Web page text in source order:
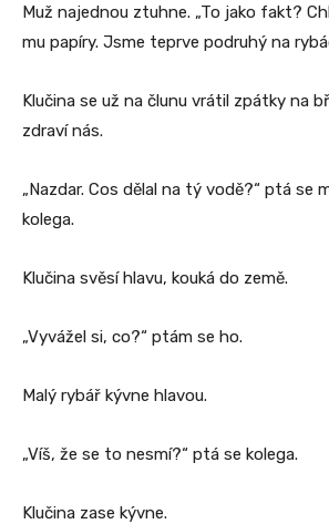
Muž najednou ztuhne. „To jako fakt?
mu papíry. Jsme teprve podruhý na
Klučina se už na člunu vrátil zpátky na
zdraví nás.
„Nazdar. Cos dělal na tý vodě?“ ptá se
kolega.
Klučina svěsí hlavu, kouká do země.
„Vyvážel si, co?“ ptám se ho.
Malý rybář kývne hlavou.
„Víš, že se to nesmí?“ ptá se kolega.
Klučina zase kývne.